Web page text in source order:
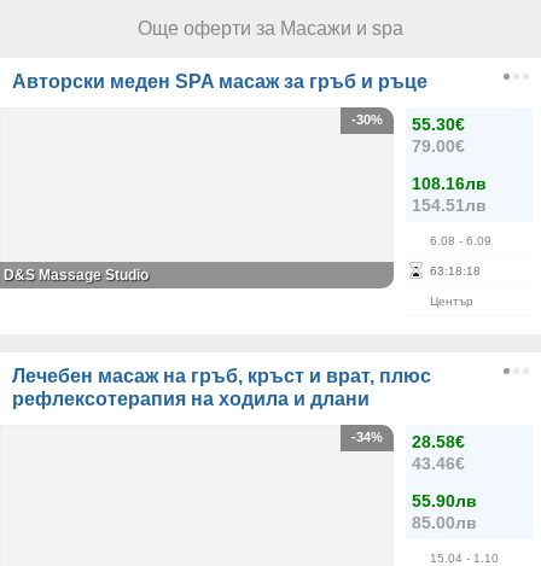
Още оферти за Масажи и spa
Авторски меден SPA масаж за гръб и ръце
55.30€
79.00€
108.16лв
154.51лв
6.08 - 6.09
63:18:18
Център
-30%
D&S Massage Studio
Лечебен масаж на гръб, кръст и врат, плюс
рефлексотерапия на ходила и длани
28.58€
43.46€
55.90лв
85.00лв
15.04 - 1.10
-34%